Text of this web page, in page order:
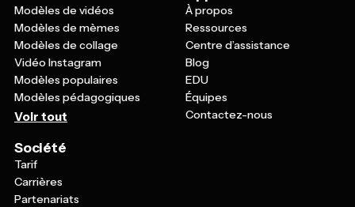
Modèles de vidéos
Modèles de mèmes
Modèles de collage
Vidéo Instagram
Modèles populaires
Modèles pédagogiques
Voir tout
À propos
Ressources
Centre d’assistance
Blog
EDU
Équipes
Contactez-nous
Société
Tarif
Carrières
Partenariats